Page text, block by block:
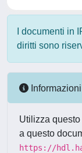
I documenti in
diritti sono
Informazioni
Utilizza
a questo
https://